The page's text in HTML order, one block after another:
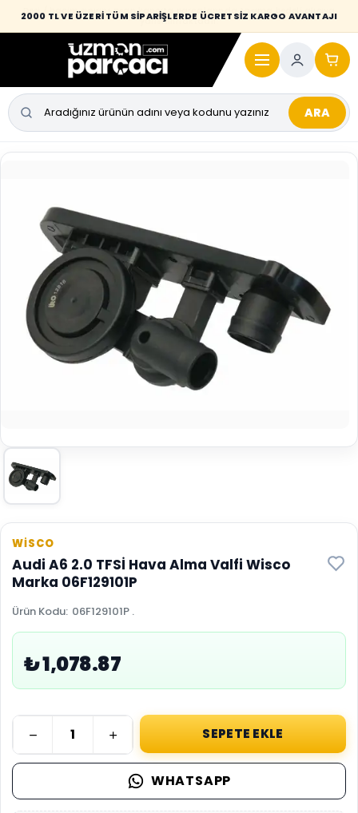
2000 TL VE ÜZERİ TÜM SİPARİŞLERDE ÜCRETSİZ KARGO AVANTAJI
Desi / hacim sınırını aşan kaporta parçalarında taşıma bedeli alıcıya
yansıtılmaktadır.
ARA
WİSCO
Audi A6 2.0 TFSİ Hava Alma Valfi Wisco
Marka 06F129101P
Ürün Kodu: 06F129101P .
₺ 1,078.87
SEPETE EKLE
WHATSAPP